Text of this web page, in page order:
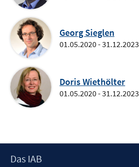
Georg Sieglen
01.05.2020 - 31.12.2023
Doris Wiethölter
01.05.2020 - 31.12.2023
Footer
Das IAB